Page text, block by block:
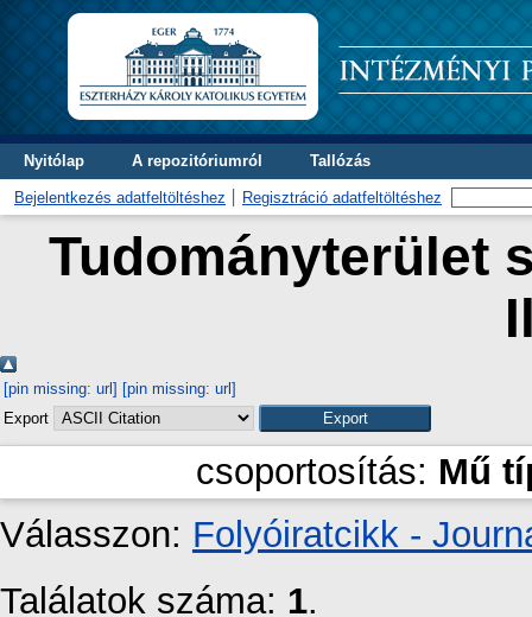
Nyitólap A repozitóriumról Tallózás
Bejelentkezés adatfeltöltéshez Regisztráció adatfeltöltéshez
Tudományterület
[pin missing: url] [pin missing: url]
Export
csoportosítás: Mű
Válasszon: Folyóiratcikk -
Találatok száma: 1.